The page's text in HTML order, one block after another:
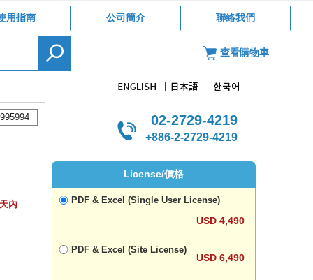
用指南 公司簡介 聯絡我們
查看購物車
內
02-2729-4219
+886-2-2729-4219
License/價格
PDF & Excel (Single User License)
USD 4,490
PDF & Excel (Site License)
USD 6,490